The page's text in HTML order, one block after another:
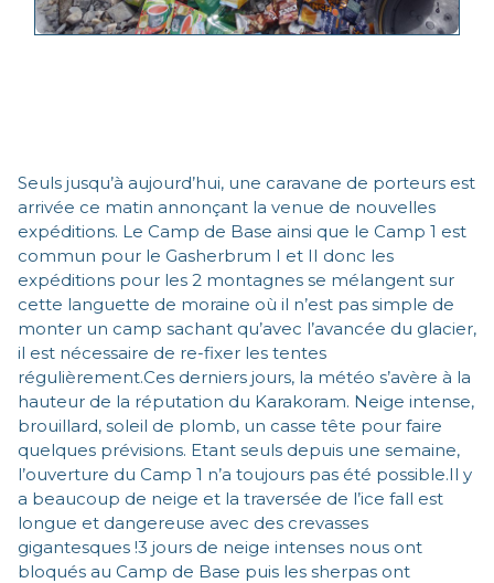
Seuls jusqu’à aujourd’hui, une caravane de porteurs est
arrivée ce matin annonçant la venue de nouvelles
expéditions. Le Camp de Base ainsi que le Camp 1 est
commun pour le Gasherbrum I et II donc les
expéditions pour les 2 montagnes se mélangent sur
cette languette de moraine où il n’est pas simple de
monter un camp sachant qu’avec l’avancée du glacier,
il est nécessaire de re-fixer les tentes
régulièrement.Ces derniers jours, la météo s’avère à la
hauteur de la réputation du Karakoram. Neige intense,
brouillard, soleil de plomb, un casse tête pour faire
quelques prévisions. Etant seuls depuis une semaine,
l’ouverture du Camp 1 n’a toujours pas été possible.Il y
a beaucoup de neige et la traversée de l’ice fall est
longue et dangereuse avec des crevasses
gigantesques !3 jours de neige intenses nous ont
bloqués au Camp de Base puis les sherpas ont